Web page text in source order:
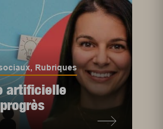
, Rubriques
artificielle